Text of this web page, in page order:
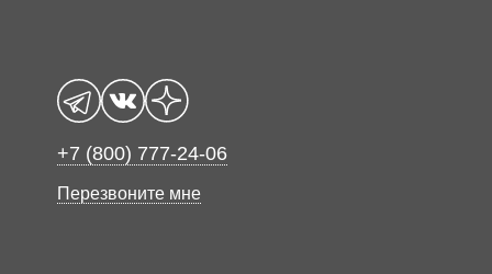
+7 (800) 777-24-06
Перезвоните мне